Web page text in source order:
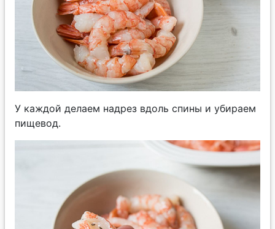
У каждой делаем надрез вдоль спины и убираем
пищевод.